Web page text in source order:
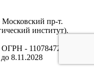
пр-т.
институт).
- 1107847277438,
8.11.2028